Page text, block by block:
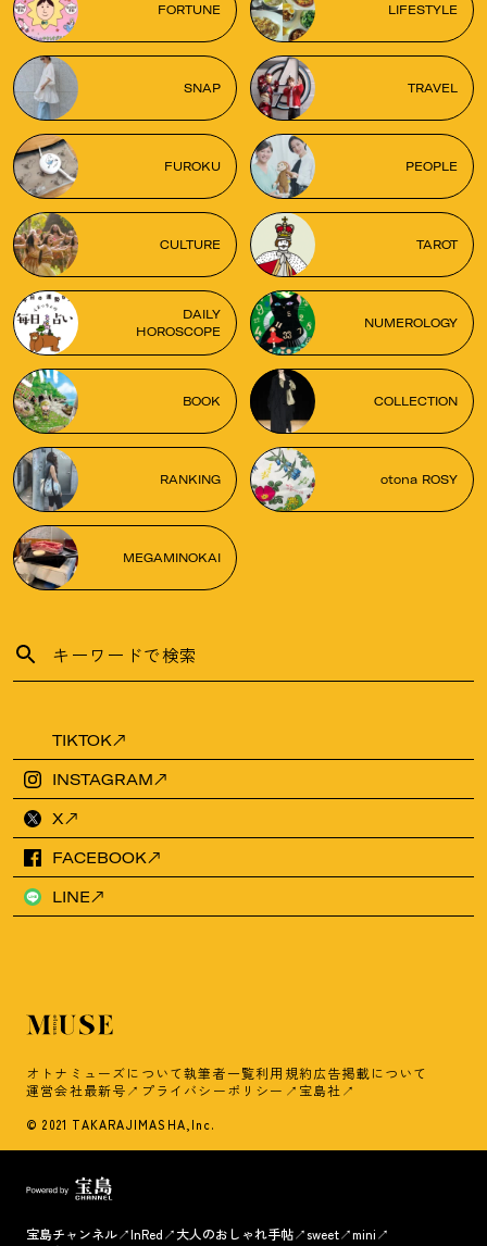
FORTUNE LIFESTYLE
SNAP TRAVEL
FUROKU PEOPLE
CULTURE TAROT
DAILY
HOROSCOPE
NUMEROLOGY
BOOK COLLECTION
RANKING otona ROSY
MEGAMINOKAI
TIKTOK
INSTAGRAM
X
FACEBOOK
LINE
オトナミューズについて執筆者一覧利用規約広告掲載について
運営会社最新号 プライバシーポリシー 宝島社
© 2021 TAKARAJIMASHA,Inc.
宝島チャンネル InRed 大人のおしゃれ手帖 sweet
mini